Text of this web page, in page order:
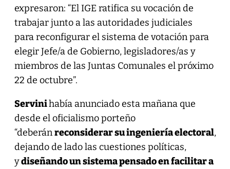
expresaron: “El IGE ratifica su vocación de
trabajar junto a las autoridades judiciales
para reconfigurar el sistema de votación para
elegir Jefe/a de Gobierno, legisladores/as y
miembros de las Juntas Comunales el próximo
22 de octubre”.
Servinihabía anunciado esta mañana que
desde el oficialismo porteño
“deberánreconsiderar su ingeniería electoral,
dejando de lado las cuestiones políticas,
ydiseñando un sistema pensado en facilitar a